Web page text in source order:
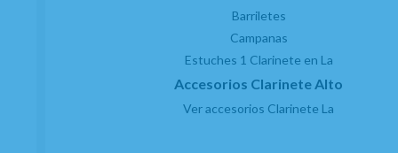
Barriletes
Campanas
Estuches 1 Clarinete en La
Accesorios Clarinete Alto
Ver accesorios Clarinete La